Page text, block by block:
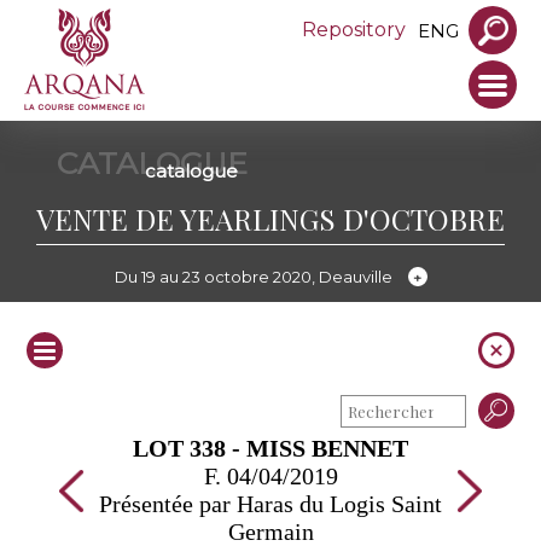
Repository ENG
CATALOGUE
catalogue
VENTE DE YEARLINGS D'OCTOBRE
Du 19 au 23 octobre 2020, Deauville
LOT 338 - MISS BENNET
F. 04/04/2019
Présentée par Haras du Logis Saint
Germain